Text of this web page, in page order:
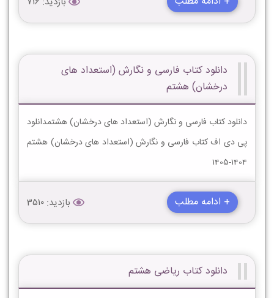
دانلود کتاب فارسی و نگارش (استعداد های
درخشان) هشتم
دانلود کتاب فارسی و نگارش (استعداد های درخشان) هشتمدانلود
پی دی اف کتاب فارسی و نگارش (استعداد های درخشان) هشتم
1404-1405
+ ادامه مطلب بازدید: 3510
دانلود کتاب ریاضی هشتم